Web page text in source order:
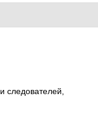
следователей,